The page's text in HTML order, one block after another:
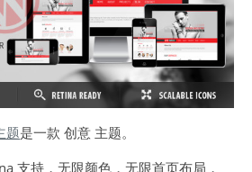
题是一款 创意 主题。
支持，无限颜色，无限首页布局，